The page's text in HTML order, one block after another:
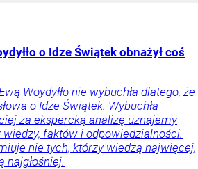
o Idze Świątek obnażył coś
Woydyłło nie wybuchła dlatego, że
o Idze Świątek. Wybuchła
za ekspercką analizę uznajemy
wiedzy, faktów i odpowiedzialności.
nie tych, którzy wiedzą najwięcej,
najgłośniej.